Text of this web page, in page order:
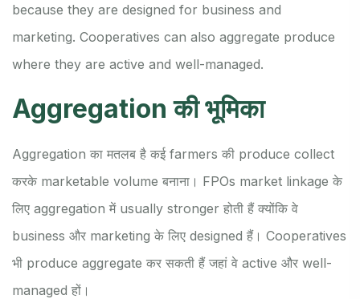
because they are designed for business and
marketing. Cooperatives can also aggregate produce
where they are active and well-managed.
Aggregation की भूमिका
Aggregation का मतलब है कई farmers की produce collect
करके marketable volume बनाना। FPOs market linkage के
लिए aggregation में usually stronger होती हैं क्योंकि वे
business और marketing के लिए designed हैं। Cooperatives
भी produce aggregate कर सकती हैं जहां वे active और well-
managed हों।